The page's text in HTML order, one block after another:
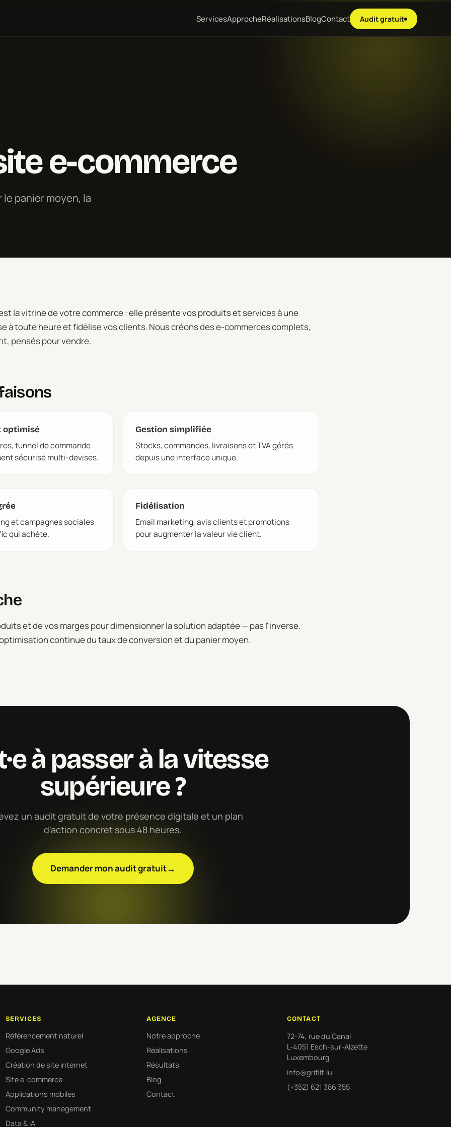
ServicesApprocheRéalisationsBlogContact Audit gratuit
e-commerce
panier moyen, la
la vitrine de votre commerce : elle présente vos produits et services à une
à toute heure et fidélise vos clients. Nous créons des e-commerces complets,
pensés pour vendre.
optimisé
tunnel de commande
sécurisé multi-devises.
Gestion simplifiée
Stocks, commandes, livraisons et TVA gérés
depuis une interface unique.
et campagnes sociales
qui achète.
Fidélisation
Email marketing, avis clients et promotions
pour augmenter la valeur vie client.
et de vos marges pour dimensionner la solution adaptée — pas l'inverse.
continue du taux de conversion et du panier moyen.
à passer à la vitesse
supérieure ?
un audit gratuit de votre présence digitale et un plan
d'action concret sous 48 heures.
Demander mon audit gratuit→
SERVICES
Référencement naturel
Google Ads
Création de site internet
Site e-commerce
Applications mobiles
Community management
Data & IA
AGENCE
Notre approche
Réalisations
Résultats
Blog
Contact
CONTACT
72-74, rue du Canal
L-4051 Esch-sur-Alzette
Luxembourg
info@grifilt.lu
(+352) 621 386 355